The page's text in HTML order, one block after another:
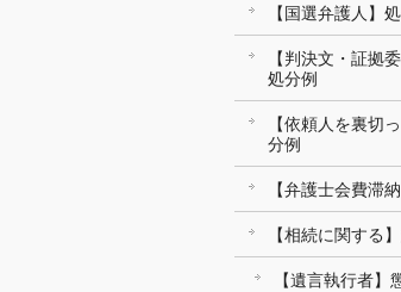
【国選弁護人】
【判決文・証拠
処分例
【依頼人を裏切
分例
【弁護士会費滞
【相続に関する
【遺言執行者】